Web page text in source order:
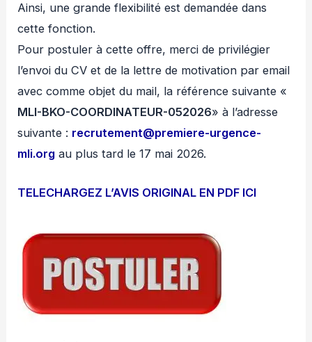
Ainsi, une grande flexibilité est demandée dans
cette fonction.
Pour postuler à cette offre, merci de privilégier
l’envoi du CV et de la lettre de motivation par email
avec comme objet du mail, la référence suivante «
MLI-BKO-COORDINATEUR-052026» à l’adresse
suivante : recrutement@premiere-urgence-
mli.org au plus tard le 17 mai 2026.
TELECHARGEZ L’AVIS ORIGINAL EN PDF ICI